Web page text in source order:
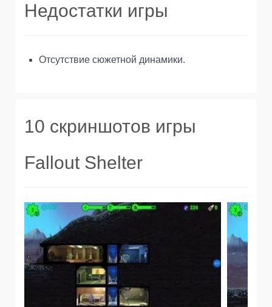
Недостатки игры
Отсутствие сюжетной динамики.
10 скриншотов игры
Fallout Shelter